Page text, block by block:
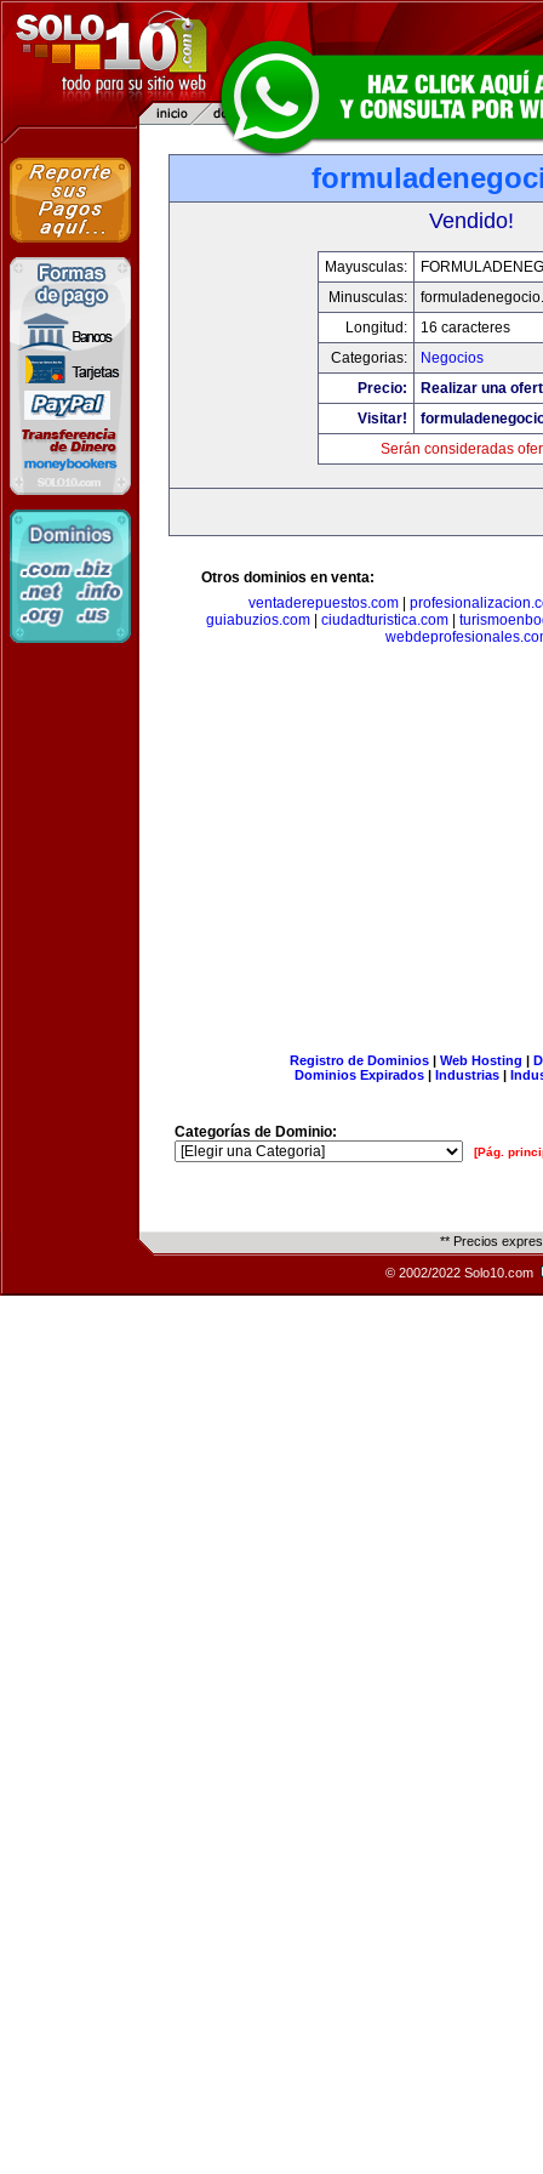
Vendido!
Mayusculas:
Minusculas:
Longitud:
16 caracteres
Categorias:
Negocios
Precio:
Realizar una
Visitar!
Serán consideradas
Otros dominios en venta:
ventaderepuestos.com
guiabuzios.com| ciudadturistica.com|
Registro de Dominios| Web Hosting |
Dominios Expirados | Industrias |
Categorías de Dominio:
[Pág.
** Precios
© 2002/2022 Solo10.com